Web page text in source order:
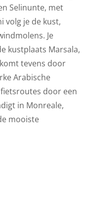
Selinunte, met
volg je de kust,
Je
kustplaats Marsala,
tevens door
Arabische
door een
in Monreale,
mooiste